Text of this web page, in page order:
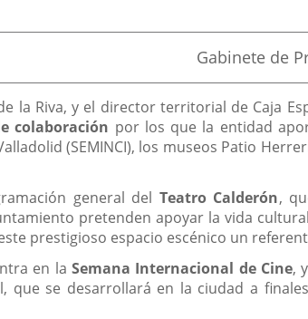
Fuente
la
noticia
Gabinete de
la Riva, y el director territorial de Caja
colaboración por los que la entidad
(SEMINCI), los museos Patio
general del Teatro Calderón,
pretenden apoyar la vida
prestigioso espacio escénico un
en laSemana Internacional de Cine,
que se desarrollará en la ciudad a